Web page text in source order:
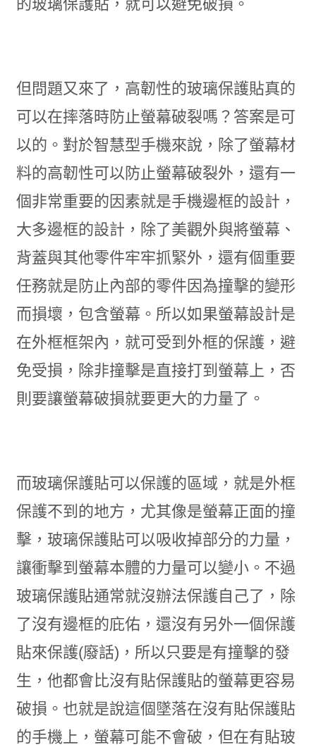
的玻璃保護貼，就可以避免破損。
但問題又來了，高韌性的玻璃保護貼真的
可以在摔落時防止螢幕破裂嗎？答案是可
以的。對於智慧型手機來說，除了螢幕材
料的高韌性可以防止螢幕破裂外，還有一
個非常重要的因素就是手機邊框的設計，
大多邊框的設計，除了美觀外與將螢幕、
背蓋與其他零件牢牢抓緊外，還有個重要
任務就是防止內部的零件因為撞擊的變形
而損壞，包含螢幕。所以如果螢幕設計是
在外框框架內，就可受到外框的保護，避
免受損，除非撞擊是直接打到螢幕上，否
則要讓螢幕破損就要更大的力量了。
而玻璃保護貼可以保護的區域，就是外框
保護不到的地方，尤其像是螢幕正面的撞
擊，玻璃保護貼可以吸收掉部分的力量，
讓衝擊到螢幕本體的力量可以變小。不過
玻璃保護貼通常就沒辦法保護自己了，除
了沒有邊框的庇佑，還沒有另外一個保護
貼來保護(廢話)，所以只要是有撞擊的發
生，他都會比沒有貼保護貼的螢幕更容易
破損。也就是說這個墜落在沒有貼保護貼
的手機上，螢幕可能不會破，但在有貼玻